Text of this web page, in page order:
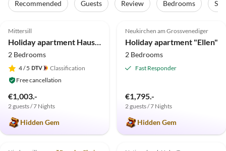
Recommended Guests Review Bedrooms
Mittersill
2 Bedrooms
4/ 5
Classification
Free cancellation
€1,003.-
2 guests / 7 Nights
Hidden Gem
Neukirchen am Grossvenediger
Holiday apartment "Ellen"
2 Bedrooms
Fast Responder
€1,795.-
2 guests / 7 Nights
Hidden Gem
4.9 (8) 5.0 (4)